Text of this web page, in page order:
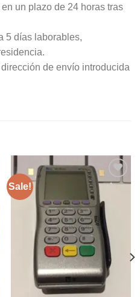
un plazo de 24 horas tras
5 días laborables,
de envío introducida
Sale!